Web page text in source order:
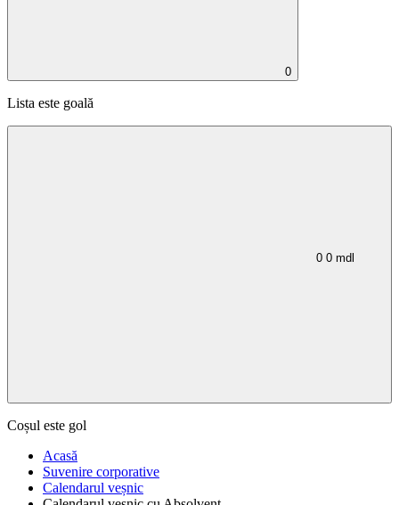
0
Lista este goală
0 0 mdl
Coșul este gol
Acasă
Suvenire corporative
Calendarul veșnic